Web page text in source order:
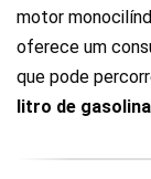
motor
oferece um
que pode
litro de gasolina